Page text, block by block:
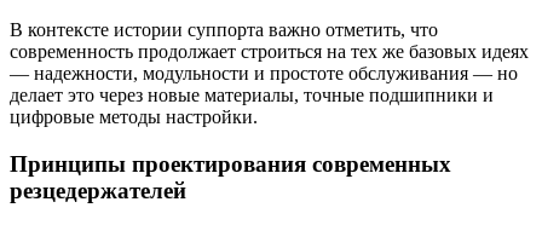
В контексте истории суппорта важно отметить, что
современность продолжает строиться на тех же базовых идеях
— надежности, модульности и простоте обслуживания — но
делает это через новые материалы, точные подшипники и
цифровые методы настройки.
Принципы проектирования современных
резцедержателей